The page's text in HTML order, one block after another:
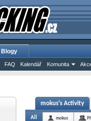
FAQ Kalendář Komunita
Blogy
mokus's Activity
All mokus